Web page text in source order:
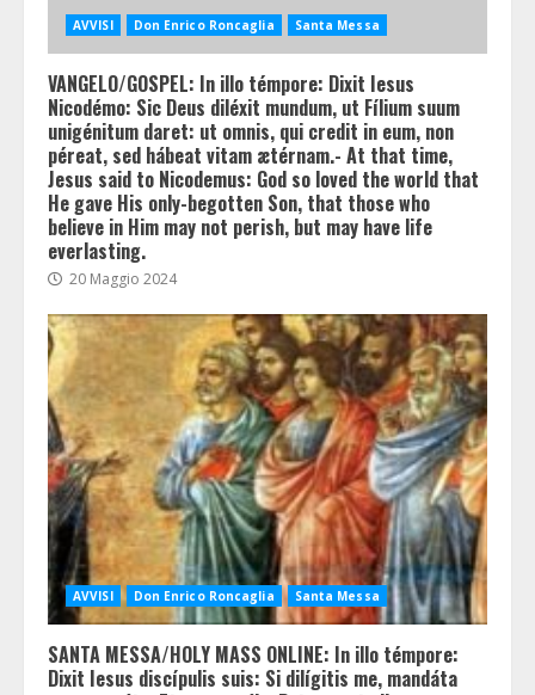
AVVISI Don Enrico Roncaglia Santa Messa
VANGELO/GOSPEL: In illo témpore: Dixit Iesus
Nicodémo: Sic Deus diléxit mundum, ut Fílium suum
unigénitum daret: ut omnis, qui credit in eum, non
péreat, sed hábeat vitam ætérnam.- At that time,
Jesus said to Nicodemus: God so loved the world that
He gave His only-begotten Son, that those who
believe in Him may not perish, but may have life
everlasting.
20 Maggio 2024
AVVISI Don Enrico Roncaglia Santa Messa
SANTA MESSA/HOLY MASS ONLINE: In illo témpore:
Dixit Iesus discípulis suis: Si dilígitis me, mandáta